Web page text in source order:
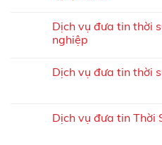
Dịch vụ đưa tin thời
nghiệp
Dịch vụ đưa tin thời
Dịch vụ đưa tin Thời